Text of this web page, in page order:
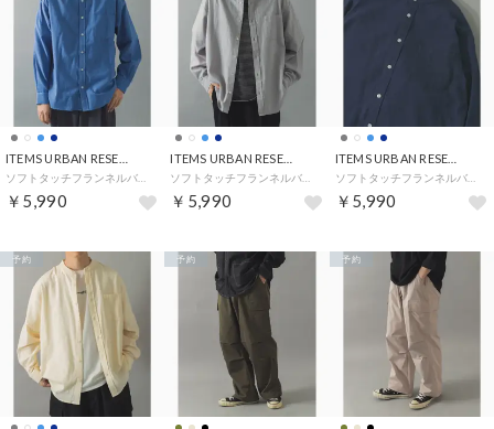
￥5,990
ITEMS URBAN RESEARCH
￥5,990
ソフトタッチフランネルバンドカラーシャツ （ネイビー）
￥5,990
予約 予約 予約